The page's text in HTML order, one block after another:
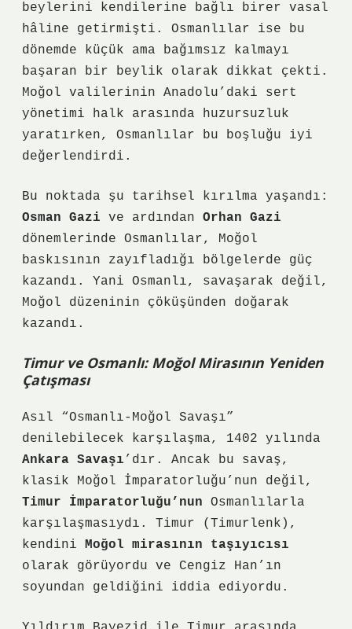
beylerini kendilerine bağlı birer vasal
hâline getirmişti. Osmanlılar ise bu
dönemde küçük ama bağımsız kalmayı
başaran bir beylik olarak dikkat çekti.
Moğol valilerinin Anadolu’daki sert
yönetimi halk arasında huzursuzluk
yaratırken, Osmanlılar bu boşluğu iyi
değerlendirdi.
Bu noktada şu tarihsel kırılma yaşandı:
Osman Gazi ve ardından Orhan Gazi
dönemlerinde Osmanlılar, Moğol
baskısının zayıfladığı bölgelerde güç
kazandı. Yani Osmanlı, savaşarak değil,
Moğol düzeninin çöküşünden doğarak
kazandı.
Timur ve Osmanlı: Moğol Mirasının Yeniden
Çatışması
Asıl “Osmanlı-Moğol Savaşı”
denilebilecek karşılaşma, 1402 yılında
Ankara Savaşı ’dır. Ancak bu savaş,
klasik Moğol İmparatorluğu’nun değil,
Timur İmparatorluğu’nun Osmanlılarla
karşılaşmasıydı. Timur (Timurlenk),
kendini Moğol mirasının taşıyıcısı
olarak görüyordu ve Cengiz Han’ın
soyundan geldiğini iddia ediyordu.